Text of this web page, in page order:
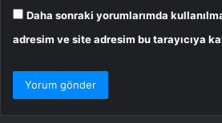
Daha sonraki yorumlarımda
adresim ve site adresim bu tarayıcıya